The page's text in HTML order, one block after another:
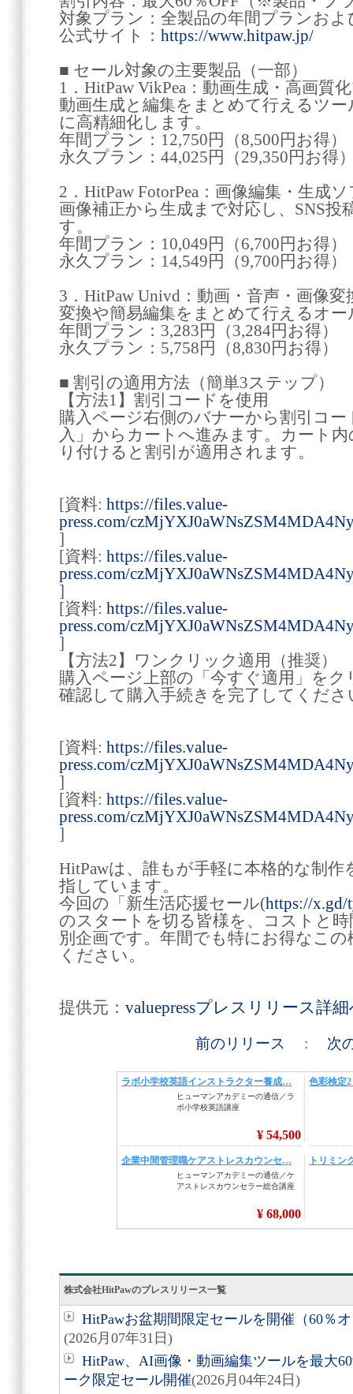
対象プラン：全製品の年間プランお
公式サイト： https://www.hitpaw.jp/
■ セール対象の主要製品（一部）
1．HitPaw VikPea：動画生成・高画質
動画生成と編集をまとめて行えるツ
に高精細化します。
年間プラン：12,750円（8,500円お得）
永久プラン：44,025円（29,350円お得
2．HitPaw FotorPea：画像編集・生成
画像補正から生成まで対応し、SNS投
す。
年間プラン：10,049円（6,700円お得）
永久プラン：14,549円（9,700円お得）
3．HitPaw Univd：動画・音声・画像変
変換や簡易編集をまとめて行えるオ
年間プラン：3,283円（3,284円お得）
永久プラン：5,758円（8,830円お得）
■ 割引の適用方法（簡単3ステップ）
【方法1】割引コードを使用
購入ページ右側のバナーから割引コ
入」からカートへ進みます。カート
り付けると割引が適用されます。
[資料: https://files.value-
press.com/
]
[資料: https://files.value-
press.com/
]
[資料: https://files.value-
press.com/
]
【方法2】ワンクリック適用（推奨）
購入ページ上部の「今すぐ適用」を
確認して購入手続きを完了してくださ
[資料: https://files.value-
press.com/
]
[資料: https://files.value-
press.com/
]
HitPawは、誰もが手軽に本格的な制
指しています。
今回の「新生活応援セール(https://x.gd/
のスタートを切る皆様を、コストと
別企画です。年間でも特にお得なこ
ください。
提供元： valuepressプレスリリース詳
前のリリース : 次
株式会社HitPawのプレスリリース一覧
HitPawお盆期間限定セールを開催（60％
(2026月07年31日)
HitPaw、AI画像・動画編集ツールを最大
ーク限定セール開催(2026月04年24日)